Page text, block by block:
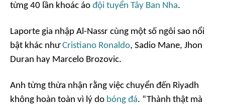
từng 40 lần khoác áo đội tuyển Tây Ban Nha.
Laporte gia nhập Al-Nassr cùng một số ngôi sao nổi
bật khác nhưCristiano Ronaldo, Sadio Mane, Jhon
Duran hay Marcelo Brozovic.
Anh từng thừa nhận rằng việc chuyển đến Riyadh
không hoàn toàn vì lý do bóng đá. “Thành thật mà